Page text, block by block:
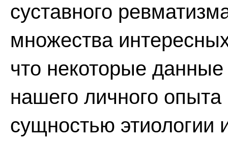
суставного
множества
что некоторые
нашего личного опыта
сущностью этиологии